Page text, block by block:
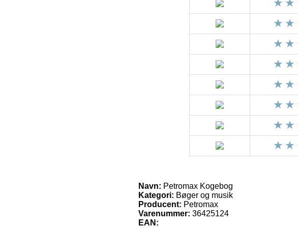
Navn: Petromax Kogebog
Kategori: Bøger og musik
Producent: Petromax
Varenummer: 36425124
EAN: